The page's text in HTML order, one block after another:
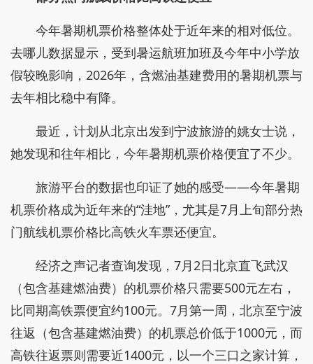
今年暑期机票价格整体处于近年来的相对低位。
去哪儿数据显示，受到暑运航班加班及今年中小学放
假较晚影响，2026年，含燃油基建费用的暑期机票与
去年相比稳中有降。
最近，计划从北京出发到宁波旅游的姚女士说，
她发现和往年相比，今年暑期机票价格便宜了不少。
旅游平台的数据也印证了她的感受——今年暑期
机票价格成为近年来的“洼地”，尤其是7月上旬部分热
门航线机票价格比高铁火车票还便宜。
经济之声记者查询发现，7月2日北京直飞武汉
（包含基建燃油费）的机票价格只需要500元左右，
比同期高铁票便宜约100元。7月第一周，北京至宁波
往返（包含基建燃油费）的机票总价低于1000元，而
高铁往返票则需要近1400元，以一个三口之家计算，